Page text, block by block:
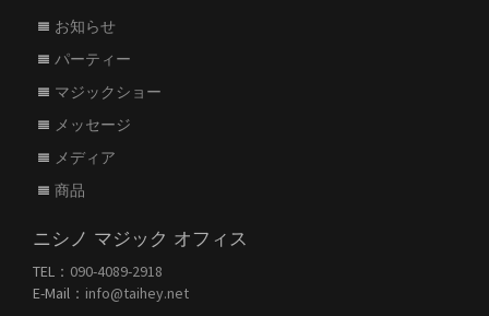
お知らせ
パーティー
マジックショー
メッセージ
メディア
商品
ニシノ マジック オフィス
TEL： 090-4089-2918
E-Mail： info@taihey.net